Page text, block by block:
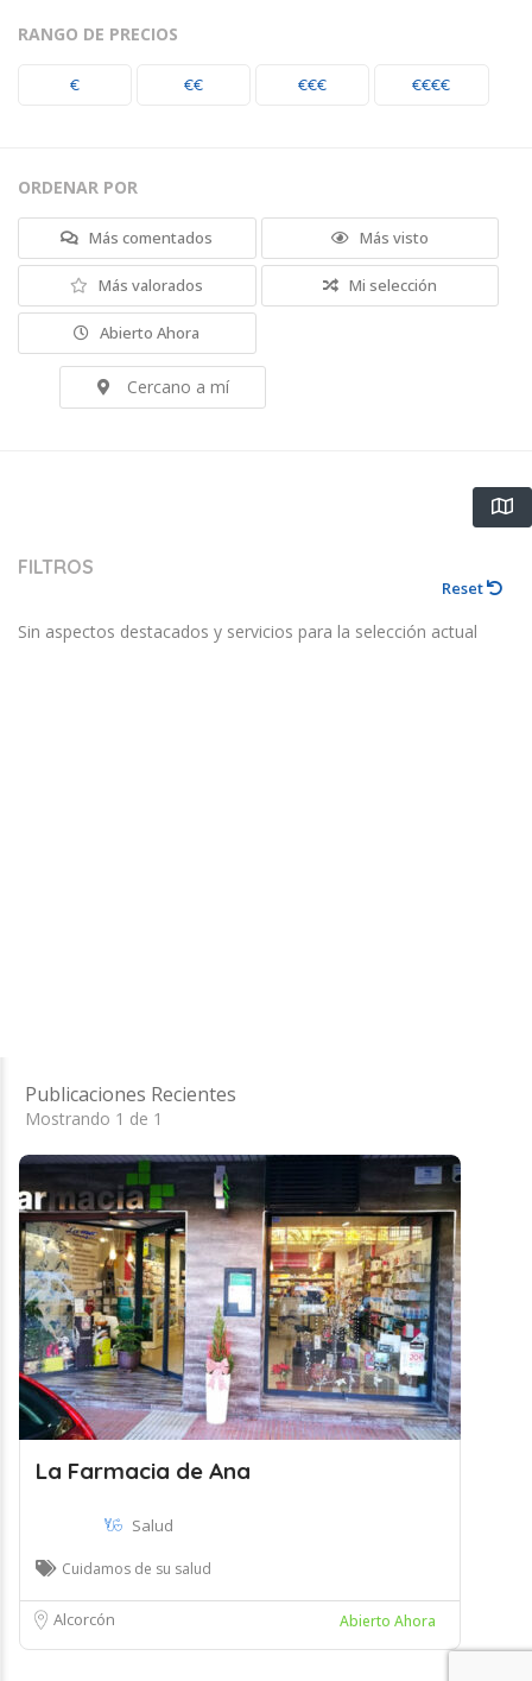
RANGO DE PRECIOS
€ €€ €€€ €€€€
ORDENAR POR
Más comentados Más visto
Más valorados Mi selección
Abierto Ahora
Cercano a mí
FILTROS
Reset
Sin aspectos destacados y servicios para la selección actual
Publicaciones Recientes
Mostrando 1 de 1
La Farmacia de Ana
Salud
Cuidamos de su salud
Alcorcón Abierto Ahora